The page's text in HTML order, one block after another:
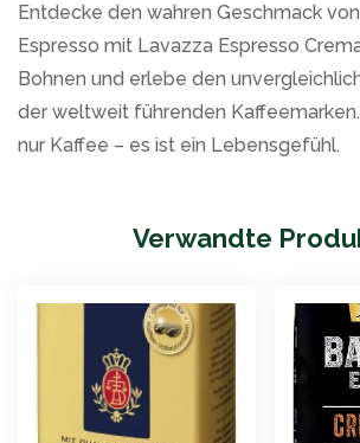
Entdecke den wahren Geschmack
Espresso mit Lavazza Espresso
Bohnen und erlebe den
der weltweit führenden
nur Kaffee – es ist ein Lebensgefühl.
Verwandte